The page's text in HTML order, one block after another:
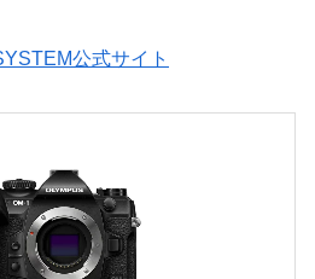
公式サイト